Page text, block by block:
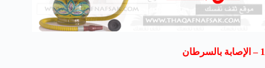
1 – الإصابة بالسرطان